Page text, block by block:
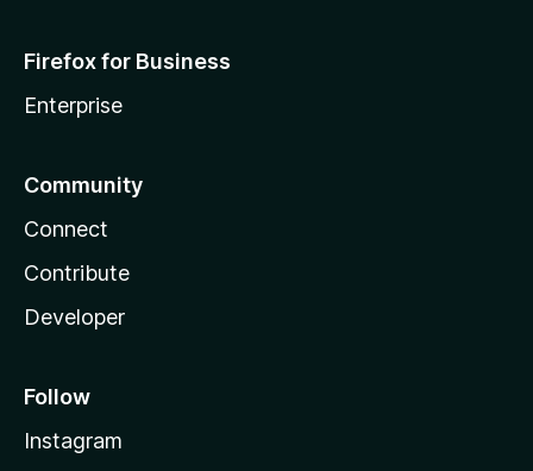
Firefox for Business
Enterprise
Community
Connect
Contribute
Developer
Follow
Instagram